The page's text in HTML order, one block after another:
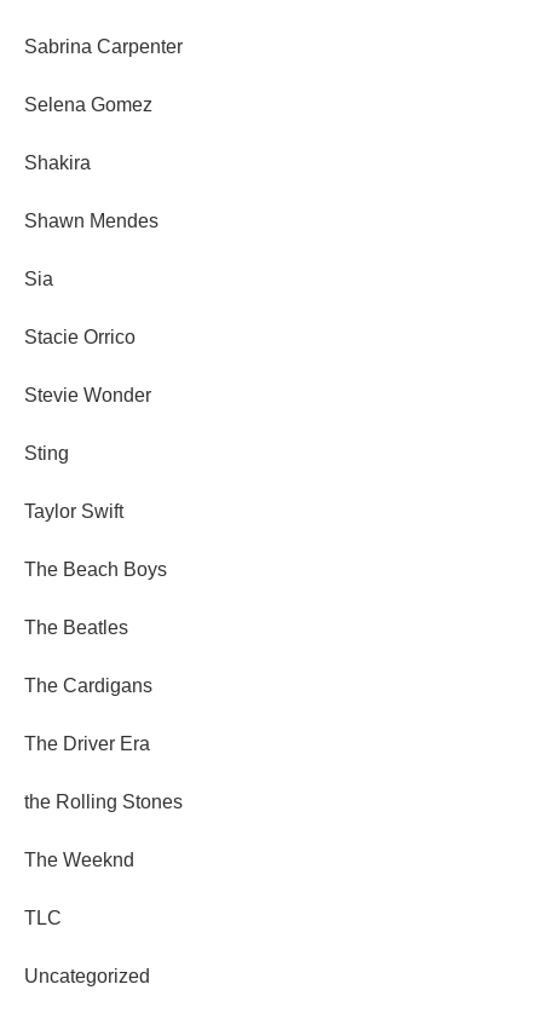
Sabrina Carpenter
Selena Gomez
Shakira
Shawn Mendes
Sia
Stacie Orrico
Stevie Wonder
Sting
Taylor Swift
The Beach Boys
The Beatles
The Cardigans
The Driver Era
the Rolling Stones
The Weeknd
TLC
Uncategorized